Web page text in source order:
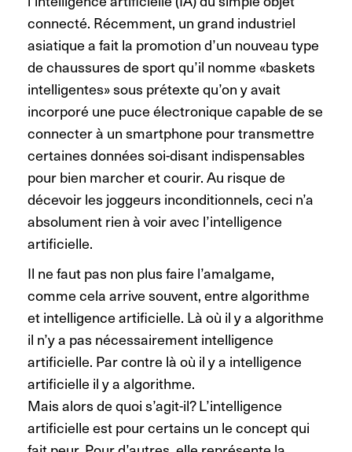
connecté. Récemment, un grand industriel
asiatique a fait la promotion d’un nouveau type
de chaussures de sport qu’il nomme «baskets
intelligentes» sous prétexte qu’on y avait
incorporé une puce électronique capable de se
connecter à un smartphone pour transmettre
certaines données soi-disant indispensables
pour bien marcher et courir. Au risque de
décevoir les joggeurs inconditionnels, ceci n’a
absolument rien à voir avec l’intelligence
artificielle.
Il ne faut pas non plus faire l’amalgame,
comme cela arrive souvent, entre algorithme
et intelligence artificielle. Là où il y a algorithme
il n’y a pas nécessairement intelligence
artificielle. Par contre là où il y a intelligence
artificielle il y a algorithme.
Mais alors de quoi s’agit-il? L’intelligence
artificielle est pour certains un le concept qui